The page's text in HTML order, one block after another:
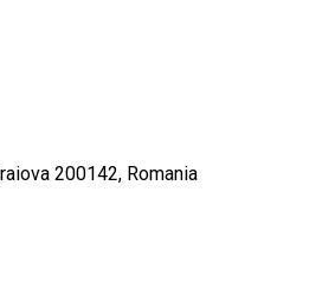
200142, Romania